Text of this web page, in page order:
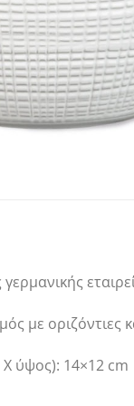
με οριζόντιες
ύψος): 14×12 cm